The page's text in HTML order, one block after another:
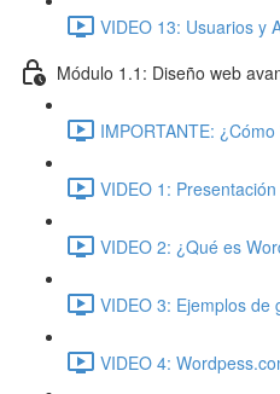
VIDEO 13: Usuarios y
Módulo 1.1: Diseño web
IMPORTANTE:
VIDEO 1:
VIDEO 2: ¿Qué es
VIDEO 3: Ejemplos de
VIDEO 4: